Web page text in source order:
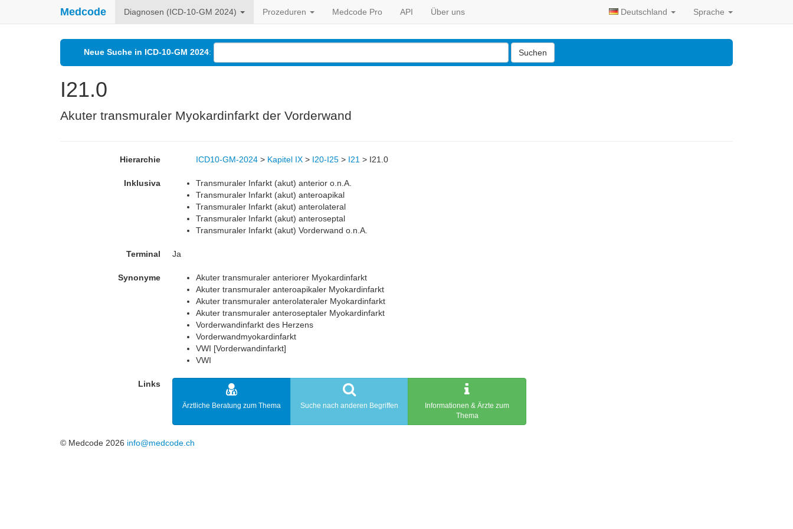
Medcode Diagnosen (ICD-10-GM 2024) Prozeduren Medcode Pro API Über uns Deutschland Sprache
Neue Suche in ICD-10-GM 2024: Suchen
I21.0
Akuter transmuraler Myokardinfarkt der Vorderwand
Hierarchie ICD10-GM-2024 > Kapitel IX > I20-I25 > I21 > I21.0
Inklusiva
Transmuraler Infarkt (akut) anterior o.n.A.
Transmuraler Infarkt (akut) anteroapikal
Transmuraler Infarkt (akut) anterolateral
Transmuraler Infarkt (akut) anteroseptal
Transmuraler Infarkt (akut) Vorderwand o.n.A.
Terminal Ja
Synonyme
Akuter transmuraler anteriorer Myokardinfarkt
Akuter transmuraler anteroapikaler Myokardinfarkt
Akuter transmuraler anterolateraler Myokardinfarkt
Akuter transmuraler anteroseptaler Myokardinfarkt
Vorderwandinfarkt des Herzens
Vorderwandmyokardinfarkt
VWI [Vorderwandinfarkt]
VWI
Links
Ärztliche Beratung zum Thema Suche nach anderen Begriffen
Informationen & Ärzte zum
Thema
© Medcode 2026 info@medcode.ch